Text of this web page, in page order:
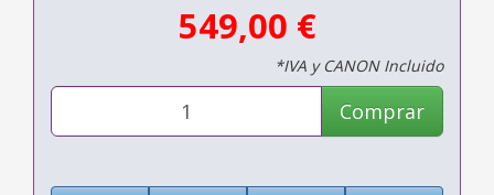
549,00 €
*IVA y CANON Incluido
Comprar